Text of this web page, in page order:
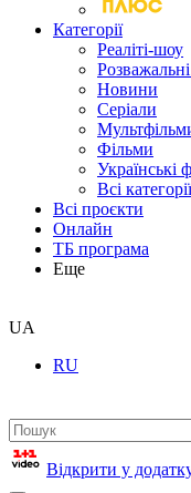
Категорії
Реаліті-шоу
Новини
Серіали
Фільми
Українські
Всі категорії
Всі проєкти
Онлайн
ТБ програма
Еще
UA
RU
Відкрити у